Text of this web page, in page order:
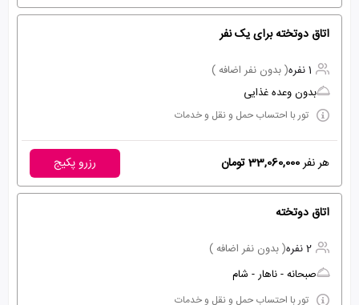
اتاق دوتخته برای یک نفر
1 نفره
( بدون نفر اضافه )
بدون وعده غذایی
تور با احتساب حمل و نقل و خدمات
هر نفر33,060,000 تومان رزرو پکیج
اتاق دوتخته
2 نفره
( بدون نفر اضافه )
صبحانه - ناهار - شام
تور با احتساب حمل و نقل و خدمات